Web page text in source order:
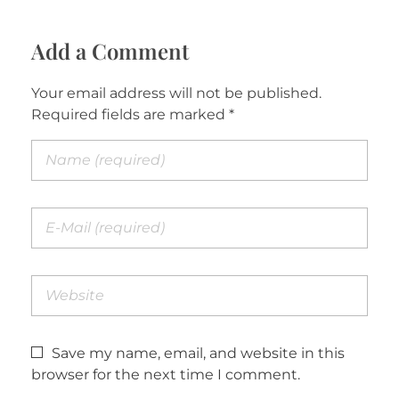
Add a Comment
Your email address will not be published.
Required fields are marked *
Save my name, email, and website in this
browser for the next time I comment.